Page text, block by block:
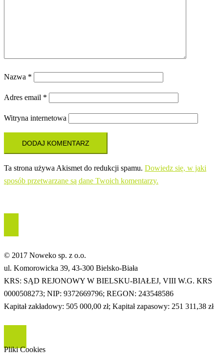
Nazwa *
Adres email *
Witryna internetowa
Ta strona używa Akismet do redukcji spamu. Dowiedz się, w jaki
sposób przetwarzane są dane Twoich komentarzy.
© 2017 Noweko sp. z o.o.
ul. Komorowicka 39, 43-300 Bielsko-Biała
KRS: SĄD REJONOWY W BIELSKU-BIAŁEJ, VIII W.G. KRS
0000508273; NIP: 9372669796; REGON: 243548586
Kapitał zakładowy: 505 000,00 zł; Kapitał zapasowy: 251 311,38 zł
Pliki Cookies